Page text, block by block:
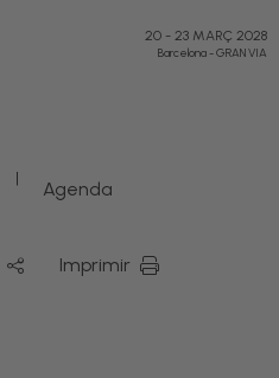
20 - 23 MARÇ 2028
Barcelona-GRAN VIA
| Agenda
Imprimir